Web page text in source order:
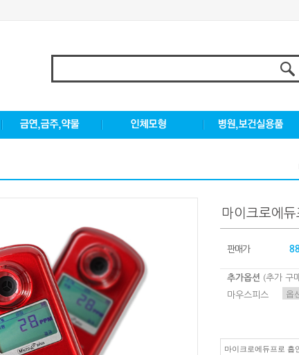
마이크로에듀
판매가
추가옵션 (추가 구
마우스피스
마이크로에듀프로 흡